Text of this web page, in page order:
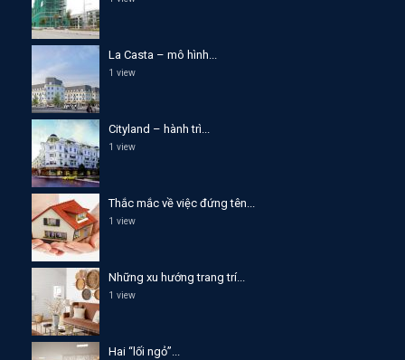
La Casta – mô hình...
1 view
Cityland – hành trì...
1 view
Thắc mắc về việc đứng tên...
1 view
Những xu hướng trang trí...
1 view
Hai “lối ngỏ”...